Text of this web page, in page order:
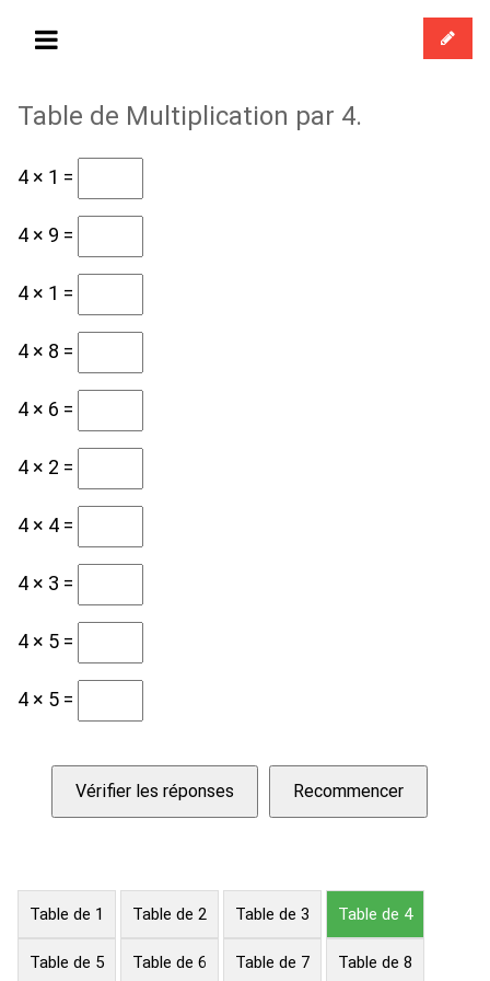
Table de Multiplication par 4.
4 × 1 =
4 × 9 =
4 × 1 =
4 × 8 =
4 × 6 =
4 × 2 =
4 × 4 =
4 × 3 =
4 × 5 =
4 × 5 =
Vérifier les réponses Recommencer
Table de 1 Table de 2 Table de 3 Table de 4
Table de 5 Table de 6 Table de 7 Table de 8